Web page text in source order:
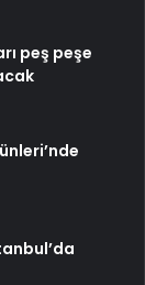
peş peşe